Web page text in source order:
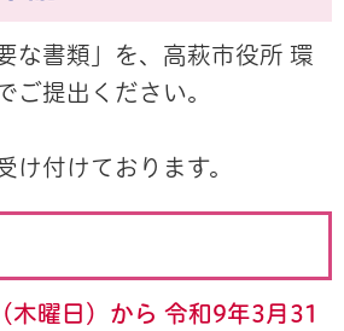
な書類」を、高萩市役所 環
ご提出ください。
け付けております。
木曜日）から 令和9年3月31